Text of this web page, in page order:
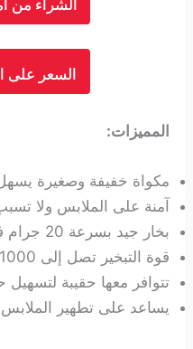
الشراء من
السعر على
المميزات:
مكواة خفيفة وصغيرة يسهل
آمنة على الملابس ولا
بخار جيد بسرعة 20 جرام في الدقيقة.
قوة التبخير تصل إلى 1000 واط
تتوافر معها حقيبة لتسهيل
يساعد على تطهير الملابس